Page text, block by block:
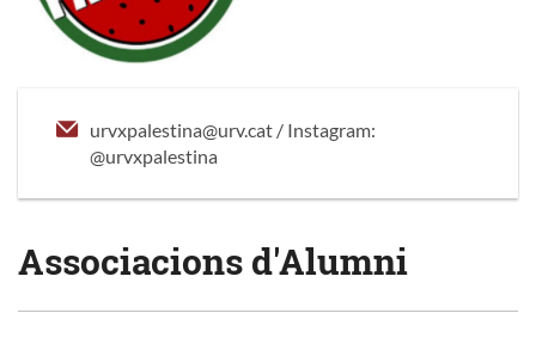
urvxpalestina@urv.cat / Instagram:
@urvxpalestina
Associacions d'Alumni